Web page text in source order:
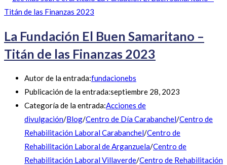
La Fundación El Buen Samaritano –
Titán de las Finanzas 2023
Autor de la entrada:fundacionebs
Publicación de la entrada:septiembre 28, 2023
Categoría de la entrada:Acciones de
divulgación/Blog/Centro de Día Carabanchel/Centro de
Rehabilitación Laboral Carabanchel/Centro de
Rehabilitación Laboral de Arganzuela/Centro de
Rehabilitación Laboral Villaverde/Centro de Rehabilitación